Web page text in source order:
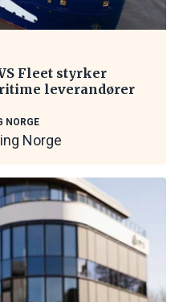
Fleet styrker
leverandører
NORGE
Norge